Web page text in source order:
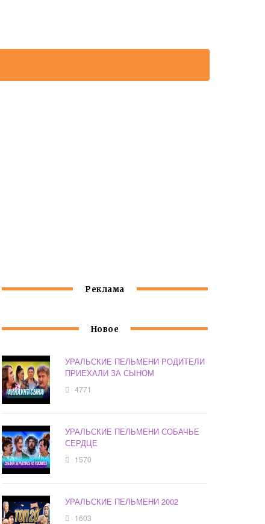
Реклама
Новое
УРАЛЬСКИЕ ПЕЛЬМЕНИ РОДИТЕЛИ
ПРИЕХАЛИ ЗА СЫНОМ
4771
УРАЛЬСКИЕ ПЕЛЬМЕНИ СОБАЧЬЕ
СЕРДЦЕ
1570
УРАЛЬСКИЕ ПЕЛЬМЕНИ 2002
1603